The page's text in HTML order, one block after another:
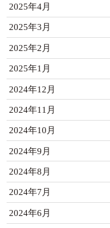
2025年4月
2025年3月
2025年2月
2025年1月
2024年12月
2024年11月
2024年10月
2024年9月
2024年8月
2024年7月
2024年6月